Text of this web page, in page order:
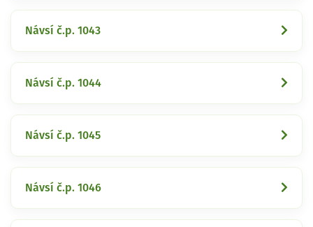
Návsí č.p. 1043
Návsí č.p. 1044
Návsí č.p. 1045
Návsí č.p. 1046